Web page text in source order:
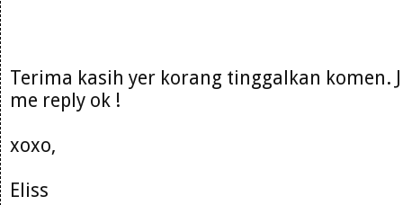
Terima kasih yer korang tinggalkan komen.
me reply ok !
xoxo,
Eliss